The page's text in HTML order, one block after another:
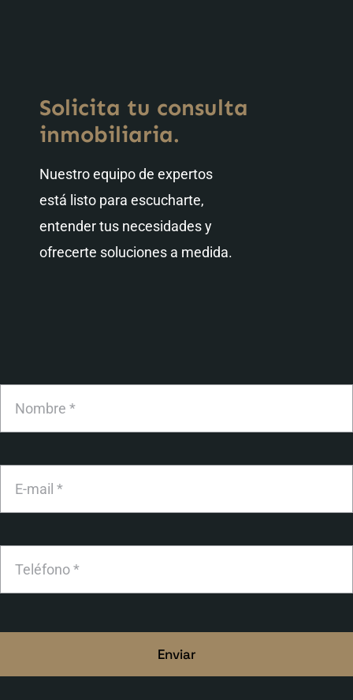
Solicita tu consulta
inmobiliaria.
Nuestro equipo de expertos
está listo para escucharte,
entender tus necesidades y
ofrecerte soluciones a medida.
Enviar